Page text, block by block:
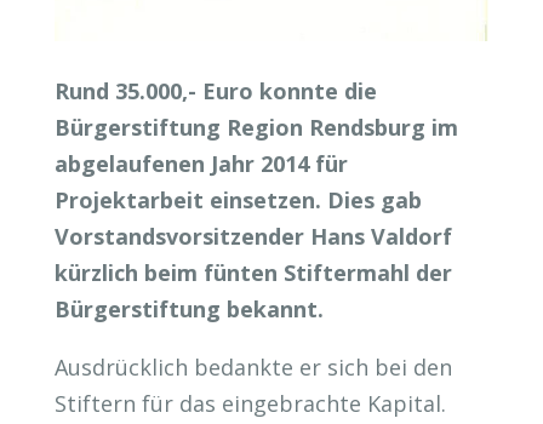
Rund 35.000,- Euro konnte die
Bürgerstiftung Region Rendsburg im
abgelaufenen Jahr 2014 für
Projektarbeit einsetzen. Dies gab
Vorstandsvorsitzender Hans Valdorf
kürzlich beim fünten Stiftermahl der
Bürgerstiftung bekannt.
Ausdrücklich bedankte er sich bei den
Stiftern für das eingebrachte Kapital.